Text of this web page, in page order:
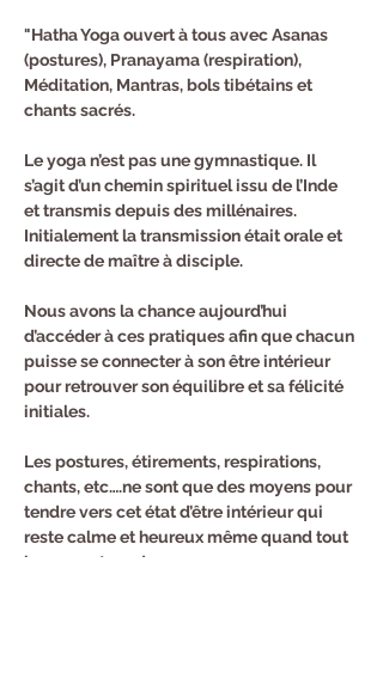
"Hatha Yoga ouvert à tous avec Asanas
(postures), Pranayama (respiration),
Méditation, Mantras, bols tibétains et
chants sacrés.
Le yoga n’est pas une gymnastique. Il
s’agit d’un chemin spirituel issu de l’Inde
et transmis depuis des millénaires.
Initialement la transmission était orale et
directe de maître à disciple.
Nous avons la chance aujourd’hui
d’accéder à ces pratiques afin que chacun
puisse se connecter à son être intérieur
pour retrouver son équilibre et sa félicité
initiales.
Les postures, étirements, respirations,
chants, etc….ne sont que des moyens pour
tendre vers cet état d’être intérieur qui
reste calme et heureux même quand tout
bouge autour de nous.